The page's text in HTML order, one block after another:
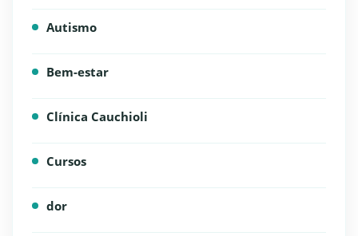
Autismo
Bem-estar
Clínica Cauchioli
Cursos
dor